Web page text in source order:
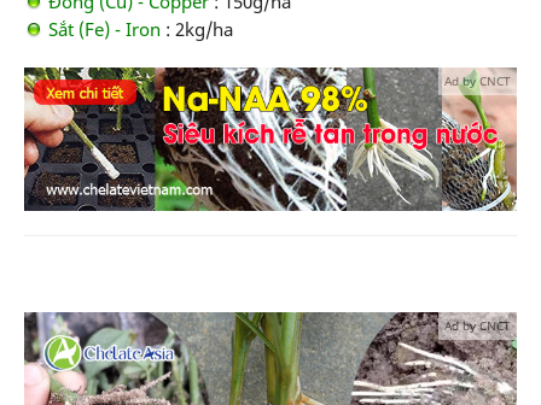
Sắt (Fe) - Iron : 2kg/ha
Ad by CNCT
Ad by CNCT